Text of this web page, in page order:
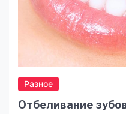
Разное
Отбеливание